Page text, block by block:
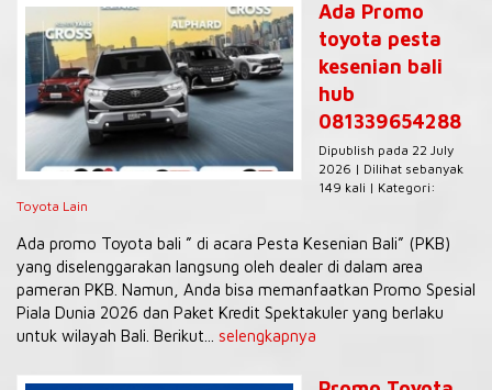
Ada Promo
toyota pesta
kesenian bali
hub
081339654288
Dipublish pada 22 July
2026 | Dilihat sebanyak
149 kali | Kategori:
Toyota Lain
Ada promo Toyota bali ” di acara Pesta Kesenian Bali” (PKB)
yang diselenggarakan langsung oleh dealer di dalam area
pameran PKB. Namun, Anda bisa memanfaatkan Promo Spesial
Piala Dunia 2026 dan Paket Kredit Spektakuler yang berlaku
untuk wilayah Bali. Berikut... selengkapnya